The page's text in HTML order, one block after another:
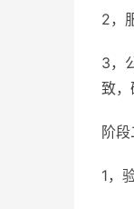
2，
3，
致，
阶
1，